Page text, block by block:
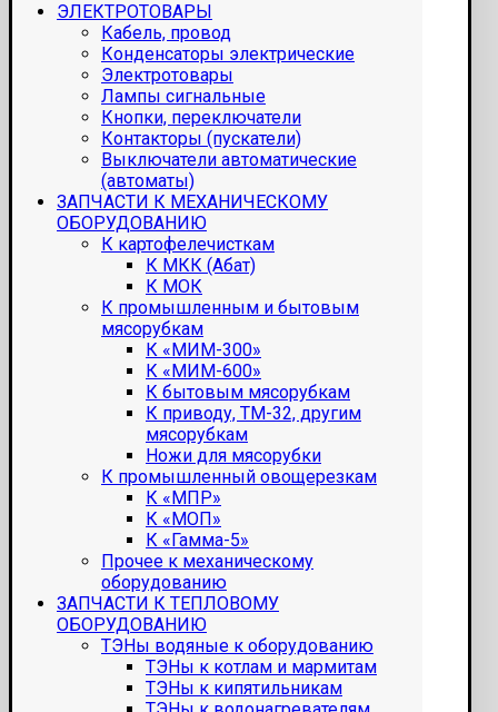
ЭЛЕКТРОТОВАРЫ
Кабель, провод
Конденсаторы электрические
Электротовары
Лампы сигнальные
Кнопки, переключатели
Контакторы (пускатели)
Выключатели автоматические
(автоматы)
ЗАПЧАСТИ К МЕХАНИЧЕСКОМУ
ОБОРУДОВАНИЮ
К картофелечисткам
К МКК (Абат)
К МОК
К промышленным и бытовым
мясорубкам
К «МИМ-300»
К «МИМ-600»
К бытовым мясорубкам
К приводу, ТМ-32, другим
мясорубкам
Ножи для мясорубки
К промышленный овощерезкам
К «МПР»
К «МОП»
К «Гамма-5»
Прочее к механическому
оборудованию
ЗАПЧАСТИ К ТЕПЛОВОМУ
ОБОРУДОВАНИЮ
ТЭНы водяные к оборудованию
ТЭНы к котлам и мармитам
ТЭНы к кипятильникам